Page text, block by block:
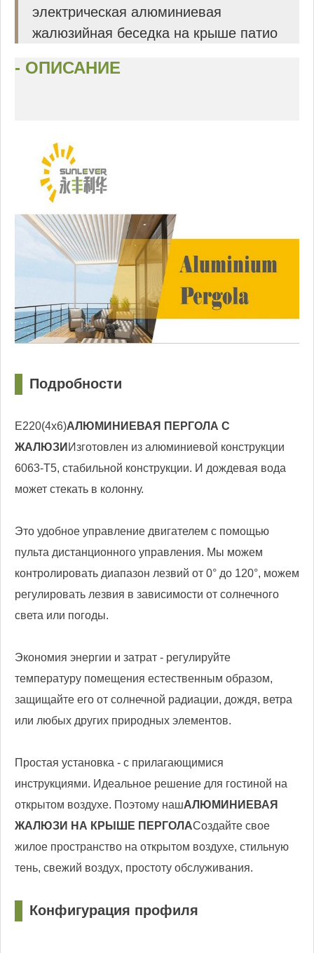
электрическая алюминиевая
жалюзийная беседка на крыше патио
- ОПИСАНИЕ
Подробности
Е220(4x6)АЛЮМИНИЕВАЯ ПЕРГОЛА С
ЖАЛЮЗИ Изготовлен из алюминиевой конструкции
6063-T5, стабильной конструкции. И дождевая вода
может стекать в колонну.
Это удобное управление двигателем с помощью
пульта дистанционного управления. Мы можем
контролировать диапазон лезвий от 0° до 120°, можем
регулировать лезвия в зависимости от солнечного
света или погоды.
Экономия энергии и затрат - регулируйте
температуру помещения естественным образом,
защищайте его от солнечной радиации, дождя, ветра
или любых других природных элементов.
Простая установка - с прилагающимися
инструкциями. Идеальное решение для гостиной на
открытом воздухе. Поэтому нашАЛЮМИНИЕВАЯ
ЖАЛЮЗИ НА КРЫШЕ ПЕРГОЛАСоздайте свое
жилое пространство на открытом воздухе, стильную
тень, свежий воздух, простоту обслуживания.
Конфигурация профиля